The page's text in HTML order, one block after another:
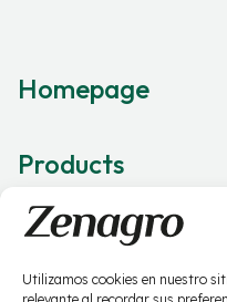
Utilizamos cookies en nuestro
Homepage
Products
What we do
What we do
News